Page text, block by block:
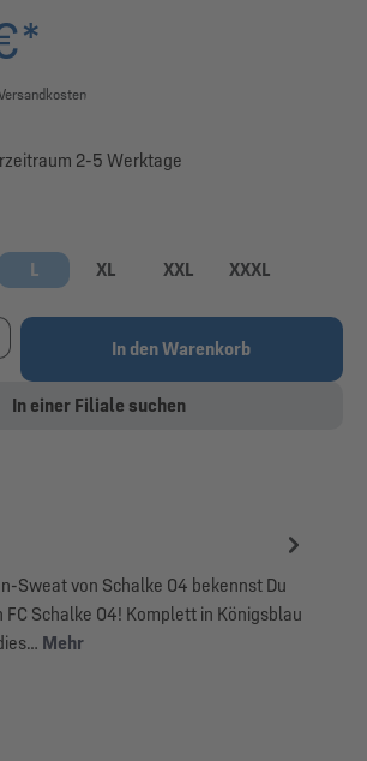
2-5 Werktage
zurzeit nicht verfügbar.)
L XL XXL XXXL
Gib den gewünschten Wert ein
In den Warenkorb
In einer Filiale suchen
Sweat von Schalke 04 bekennst Du
FC Schalke 04! Komplett in Königsblau
Mehr